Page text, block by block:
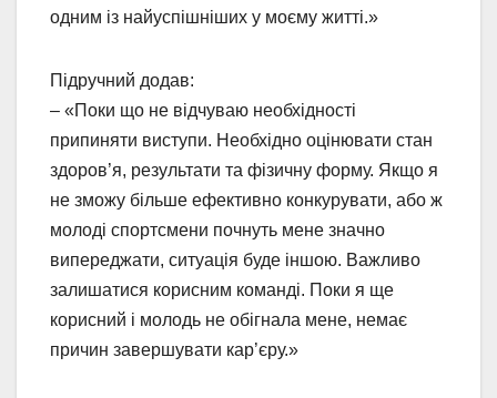
одним із найуспішніших у моєму житті.»
Підручний додав:
– «Поки що не відчуваю необхідності
припиняти виступи. Необхідно оцінювати стан
здоров’я, результати та фізичну форму. Якщо я
не зможу більше ефективно конкурувати, або ж
молоді спортсмени почнуть мене значно
випереджати, ситуація буде іншою. Важливо
залишатися корисним команді. Поки я ще
корисний і молодь не обігнала мене, немає
причин завершувати кар’єру.»